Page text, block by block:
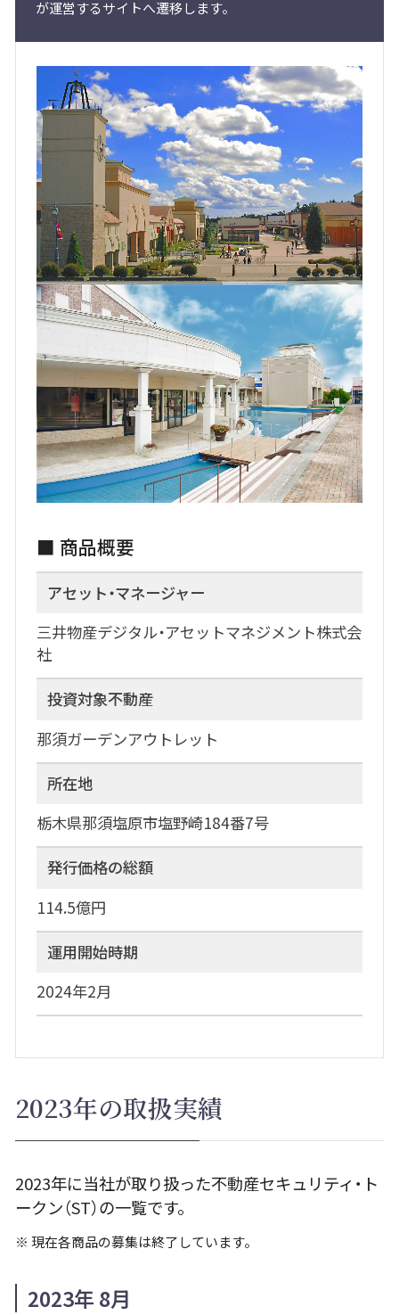
が運営するサイトへ遷移します。
■ 商品概要
アセット・マネージャー
三井物産デジタル・アセットマネジメント株式会
社
投資対象不動産
那須ガーデンアウトレット
所在地
栃木県那須塩原市塩野崎184番7号
発行価格の総額
114.5億円
運用開始時期
2024年2月
2023年の取扱実績
2023年に当社が取り扱った不動産セキュリティ・ト
ークン（ST）の一覧です。
※ 現在各商品の募集は終了しています。
2023年 8月